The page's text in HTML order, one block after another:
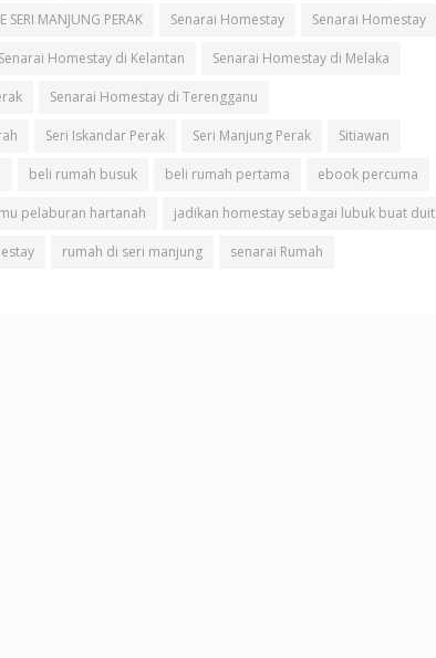
SERI MANJUNG PERAK Senarai Homestay Senarai Homestay
Senarai Homestay di Kelantan Senarai Homestay di Melaka
Senarai Homestay di Terengganu
Seri Iskandar Perak Seri Manjung Perak Sitiawan
beli rumah busuk beli rumah pertama ebook percuma
pelaburan hartanah jadikan homestay sebagai lubuk buat duit
rumah di seri manjung senarai Rumah